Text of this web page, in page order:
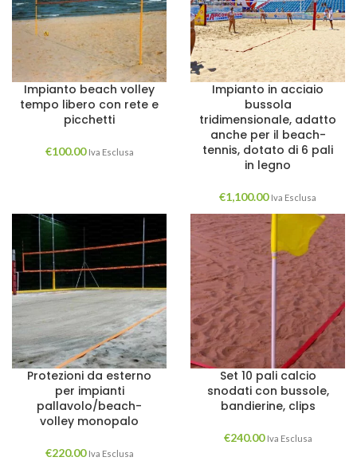
Impianto beach volley
tempo libero con rete e
picchetti
€100.00 Iva Esclusa
Impianto in acciaio
bussola
tridimensionale, adatto
anche per il beach-
tennis, dotato di 6 pali
in legno
€1,100.00 Iva Esclusa
Protezioni da esterno
per impianti
pallavolo/beach-
volley monopalo
€220.00 Iva Esclusa
Set 10 pali calcio
snodati con bussole,
bandierine, clips
€240.00 Iva Esclusa